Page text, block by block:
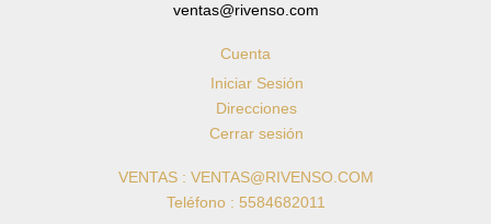
ventas@rivenso.com
Cuenta
Iniciar Sesión
Direcciones
Cerrar sesión
VENTAS : VENTAS@RIVENSO.COM
Teléfono : 5584682011